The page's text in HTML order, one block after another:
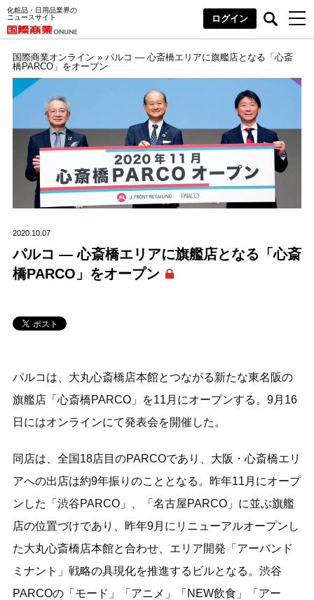
化粧品・日用品業界の
ニュースサイト
ログイン
国際商業オンライン » パルコ ― 心斎橋エリアに旗艦店となる「心斎
橋PARCO」をオープン
2020.10.07
パルコ ― 心斎橋エリアに旗艦店となる「心斎
橋PARCO」をオープン
パルコは、大丸心斎橋店本館とつながる新たな東名阪の
旗艦店「心斎橋PARCO」を11月にオープンする。9月16
日にはオンラインにて発表会を開催した。
同店は、全国18店目のPARCOであり、大阪・心斎橋エリ
アへの出店は約9年振りのこととなる。昨年11月にオープ
ンした「渋谷PARCO」、「名古屋PARCO」に並ぶ旗艦
店の位置づけであり、昨年9月にリニューアルオープンし
た大丸心斎橋店本館と合わせ、エリア開発「アーバンド
ミナント」戦略の具現化を推進するビルとなる。渋谷
PARCOの「モード」「アニメ」「NEW飲食」「アー